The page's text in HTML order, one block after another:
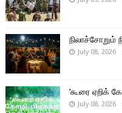
நிலாச்சோறும்
July 08, 2026
‘கூரை ஏறிக்
July 08, 2026